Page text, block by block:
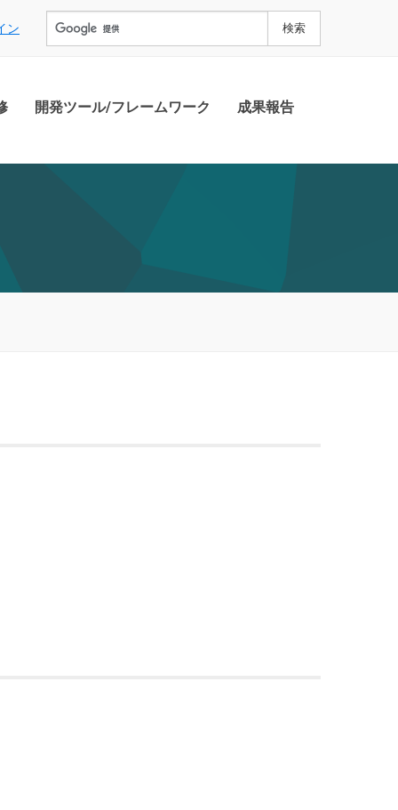
ン
開発ツール/フレームワーク 成果報告